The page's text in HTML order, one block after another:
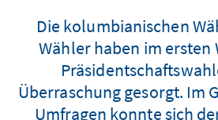
Die kolumbianischen
Wähler haben im ersten
Überraschung gesorgt. Im
Umfragen konnte sich